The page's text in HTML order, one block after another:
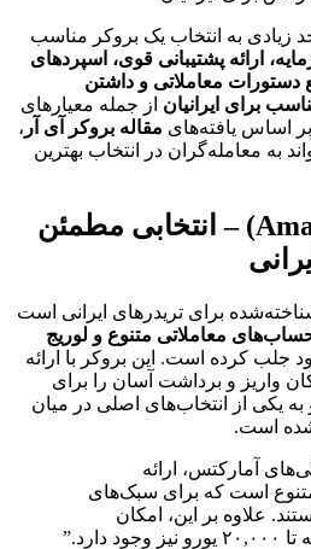
زیادی به انتخاب یک بروکر مناسب
ارائه پشتیبانی قوی، اسپردهای
معاملاتی و داشتن
برای ایرانیان از جمله معیارهای
اساس یافته‌های مقاله بروکر آی آر ،
به معامله‌گران در انتخاب بهترین
۱. آمارکتس (Amarkets) – انتخابی مطمئن
برای تریدرهای ایرانی است
حساب‌های معاملاتی متنوع و لوریج
جلب کرده است. این بروکر با ارائه
واریز و برداشت آسان را برای
به یکی از انتخاب‌های اصلی در میان
شده است.
آمارکتس، ارائه
است که برای سبک‌های
علاوه بر این، امکان